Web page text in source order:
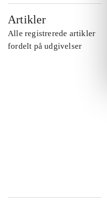
Artikler
Alle registrerede artikler
fordelt på udgivelser